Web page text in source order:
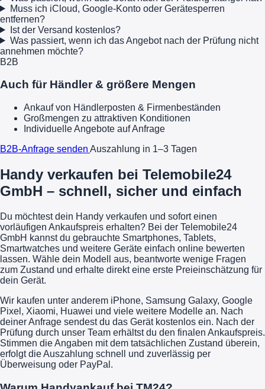
Muss ich iCloud, Google-Konto oder Gerätesperren
entfernen?
Ist der Versand kostenlos?
Was passiert, wenn ich das Angebot nach der Prüfung nicht
annehmen möchte?
B2B
Auch für Händler & größere Mengen
Ankauf von Händlerposten & Firmenbeständen
Großmengen zu attraktiven Konditionen
Individuelle Angebote auf Anfrage
B2B-Anfrage senden Auszahlung in 1–3 Tagen
Handy verkaufen bei Telemobile24
GmbH – schnell, sicher und einfach
Du möchtest dein Handy verkaufen und sofort einen
vorläufigen Ankaufspreis erhalten? Bei der Telemobile24
GmbH kannst du gebrauchte Smartphones, Tablets,
Smartwatches und weitere Geräte einfach online bewerten
lassen. Wähle dein Modell aus, beantworte wenige Fragen
zum Zustand und erhalte direkt eine erste Preieinschätzung für
dein Gerät.
Wir kaufen unter anderem iPhone, Samsung Galaxy, Google
Pixel, Xiaomi, Huawei und viele weitere Modelle an. Nach
deiner Anfrage sendest du das Gerät kostenlos ein. Nach der
Prüfung durch unser Team erhältst du den finalen Ankaufspreis.
Stimmen die Angaben mit dem tatsächlichen Zustand überein,
erfolgt die Auszahlung schnell und zuverlässig per
Überweisung oder PayPal.